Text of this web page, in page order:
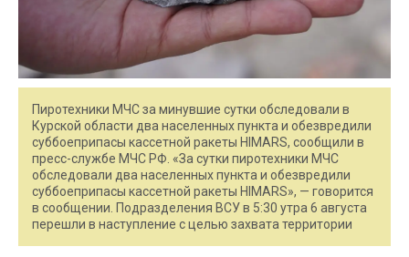
Пиротехники МЧС за минувшие сутки обследовали в
Курской области два населенных пункта и обезвредили
суббоеприпасы кассетной ракеты HIMARS, сообщили в
пресс-службе МЧС РФ. «За сутки пиротехники МЧС
обследовали два населенных пункта и обезвредили
суббоеприпасы кассетной ракеты HIMARS», — говорится
в сообщении. Подразделения ВСУ в 5:30 утра 6 августа
перешли в наступление с целью захвата территории